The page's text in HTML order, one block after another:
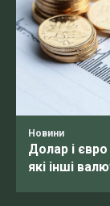
Новини
Долар і
які інші